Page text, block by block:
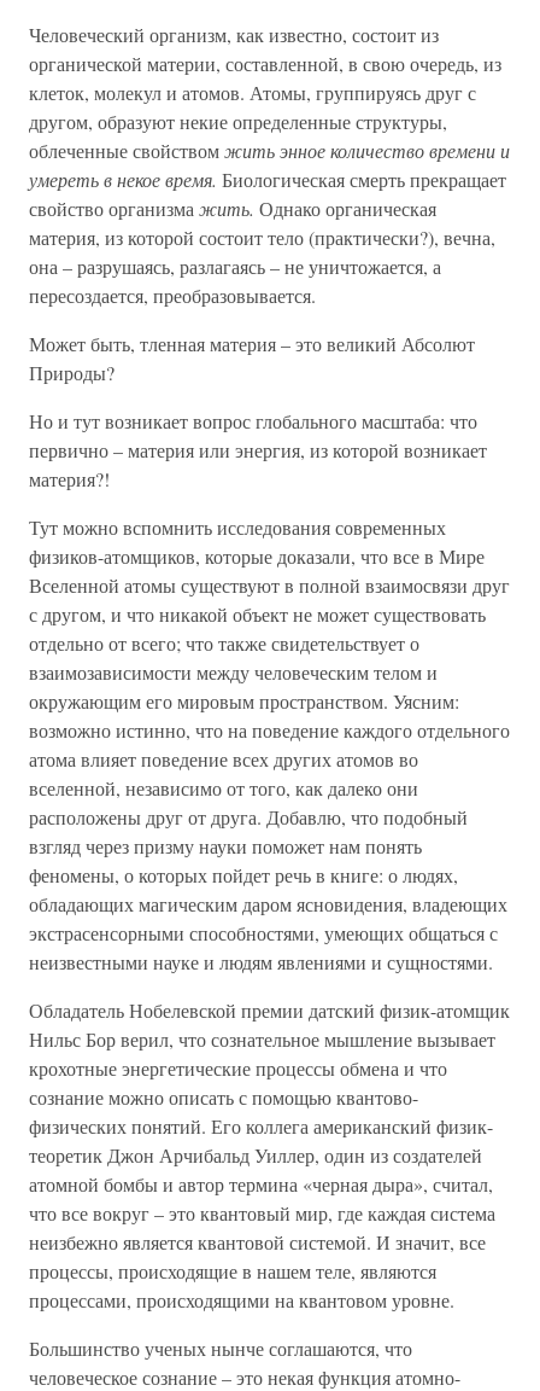
Человеческий организм, как известно, состоит из
органической материи, составленной, в свою очередь, из
клеток, молекул и атомов. Атомы, группируясь друг с
другом, образуют некие определенные структуры,
облеченные свойствомжить энное количество времени и
умереть в некое время. Биологическая смерть прекращает
свойство организма жить. Однако органическая
материя, из которой состоит тело (практически?), вечна,
она – разрушаясь, разлагаясь – не уничтожается, а
пересоздается, преобразовывается.
Может быть, тленная материя – это великий Абсолют
Природы?
Но и тут возникает вопрос глобального масштаба: что
первично – материя или энергия, из которой возникает
материя?!
Тут можно вспомнить исследования современных
физиков-атомщиков, которые доказали, что все в Мире
Вселенной атомы существуют в полной взаимосвязи друг
с другом, и что никакой объект не может существовать
отдельно от всего; что также свидетельствует о
взаимозависимости между человеческим телом и
окружающим его мировым пространством. Уясним:
возможно истинно, что на поведение каждого отдельного
атома влияет поведение всех других атомов во
вселенной, независимо от того, как далеко они
расположены друг от друга. Добавлю, что подобный
взгляд через призму науки поможет нам понять
феномены, о которых пойдет речь в книге: о людях,
обладающих магическим даром ясновидения, владеющих
экстрасенсорными способностями, умеющих общаться с
неизвестными науке и людям явлениями и сущностями.
Обладатель Нобелевской премии датский физик-атомщик
Нильс Бор верил, что сознательное мышление вызывает
крохотные энергетические процессы обмена и что
сознание можно описать с помощью квантово-
физических понятий. Его коллега американский физик-
теоретик Джон Арчибальд Уиллер, один из создателей
атомной бомбы и автор термина «черная дыра», считал,
что все вокруг – это квантовый мир, где каждая система
неизбежно является квантовой системой. И значит, все
процессы, происходящие в нашем теле, являются
процессами, происходящими на квантовом уровне.
Большинство ученых нынче соглашаются, что
человеческое сознание – это некая функция атомно-